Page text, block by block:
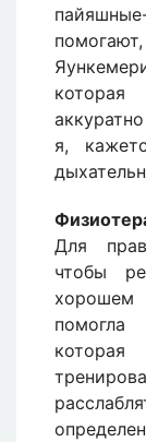
я,
Для
чтобы
хорошем